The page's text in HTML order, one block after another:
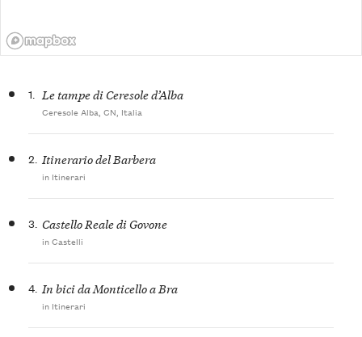
1. Le tampe di Ceresole d’Alba
Ceresole Alba, CN, Italia
2. Itinerario del Barbera
in Itinerari
3. Castello Reale di Govone
in Castelli
4. In bici da Monticello a Bra
in Itinerari